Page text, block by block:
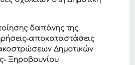
δαπάνης της
Δημοτικών
Ξηροβουνίου